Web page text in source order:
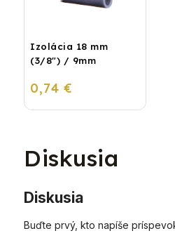
Izolácia 18 mm
(3/8") / 9mm
0,74 €
Diskusia
Diskusia
Buďte prvý, kto napíše